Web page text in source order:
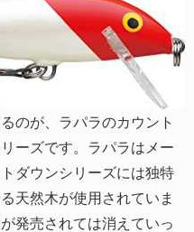
のが、ラパラのカウント
ーズです。ラパラはメー
ダウンシリーズには独特
天然木が使用されていま
発売されては消えていっ